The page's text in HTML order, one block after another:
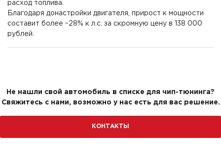
расход топлива.
Благодаря донастройки двигателя, прирост к мощности
составит более ~28% к л.с. за скромную цену в 138 000
рублей.
Не нашли свой автомобиль в списке для чип-тюнинга?
Свяжитесь с нами, возможно у нас есть для вас решение.
КОНТАКТЫ